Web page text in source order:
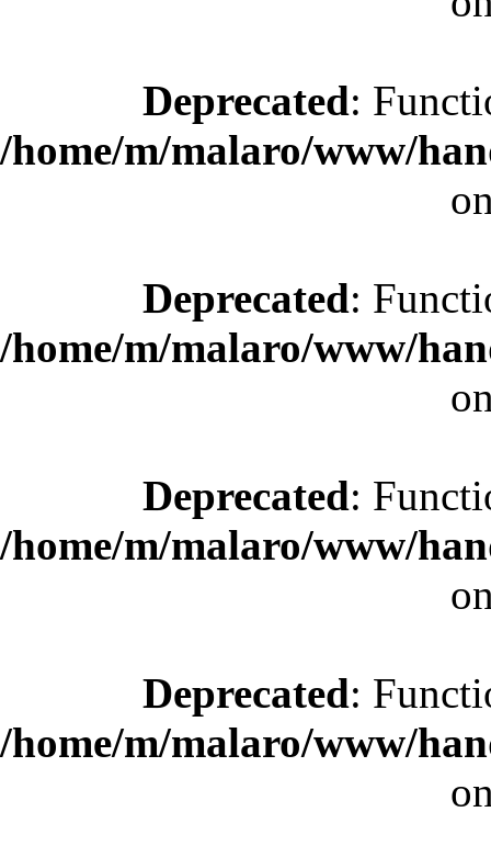
Deprecated:
/home/m/malaro/www/
Deprecated:
/home/m/malaro/www/
Deprecated:
/home/m/malaro/www/
Deprecated:
/home/m/malaro/www/